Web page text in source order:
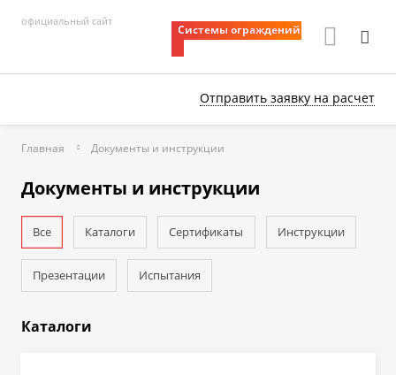
официальный сайт
Системы ограждений
Отправить заявку на расчет
Главная Документы и инструкции
Документы и инструкции
Все Каталоги Сертификаты Инструкции
Презентации Испытания
Каталоги